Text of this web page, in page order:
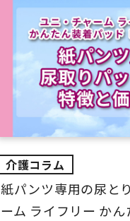
紙パンツ専用の尿と
ーム ライフリー か